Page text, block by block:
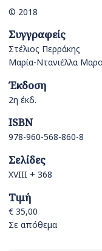
© 2018
Συγγραφείς
Στέλιος Περράκης
Μαρία-Ντανιέλλα
Έκδοση
2η έκδ.
ISBN
978-960-568-860-8
Σελίδες
XVIΙΙ + 368
Τιμή
€ 35,00
Σε απόθεμα